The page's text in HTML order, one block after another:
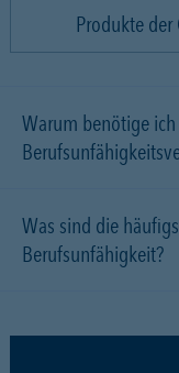
Produkte der
Warum benötige
Was sind die
Berufsunfähigkeit?